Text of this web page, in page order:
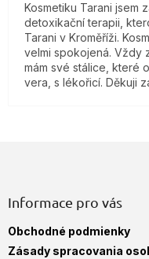
Kosmetiku Tarani jsem
detoxikační terapii,
Tarani v Kroměříži.
velmi spokojená. Vždy
mám své stálice, které
vera, s lékořicí. Děkuji
Informace pro vás
Obchodné podmienky
Zásady spracovania